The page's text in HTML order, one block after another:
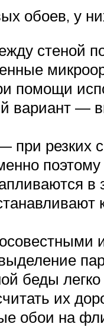
обоев, у
стеной
помощи
вариант —
при резких
беды
их
обои на